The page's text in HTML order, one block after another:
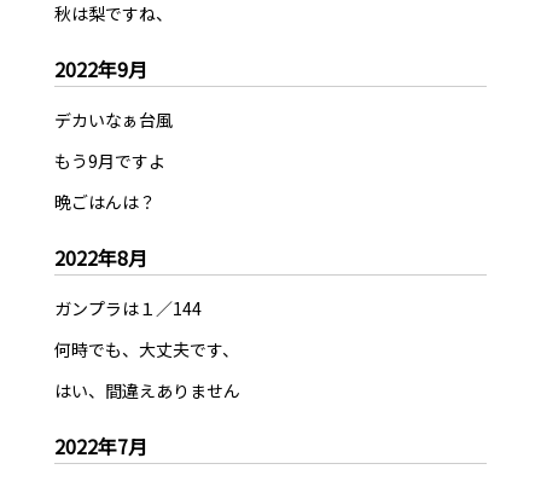
秋は梨ですね、
2022年9月
デカいなぁ台風
もう9月ですよ
晩ごはんは？
2022年8月
ガンプラは１／144
何時でも、大丈夫です、
はい、間違えありません
2022年7月